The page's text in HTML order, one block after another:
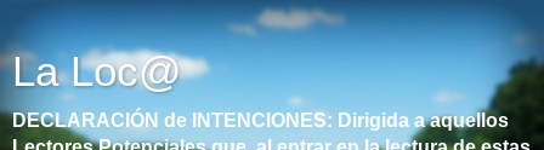
La Loc@
DECLARACIÓN de INTENCIONES: Dirigida a aquellos